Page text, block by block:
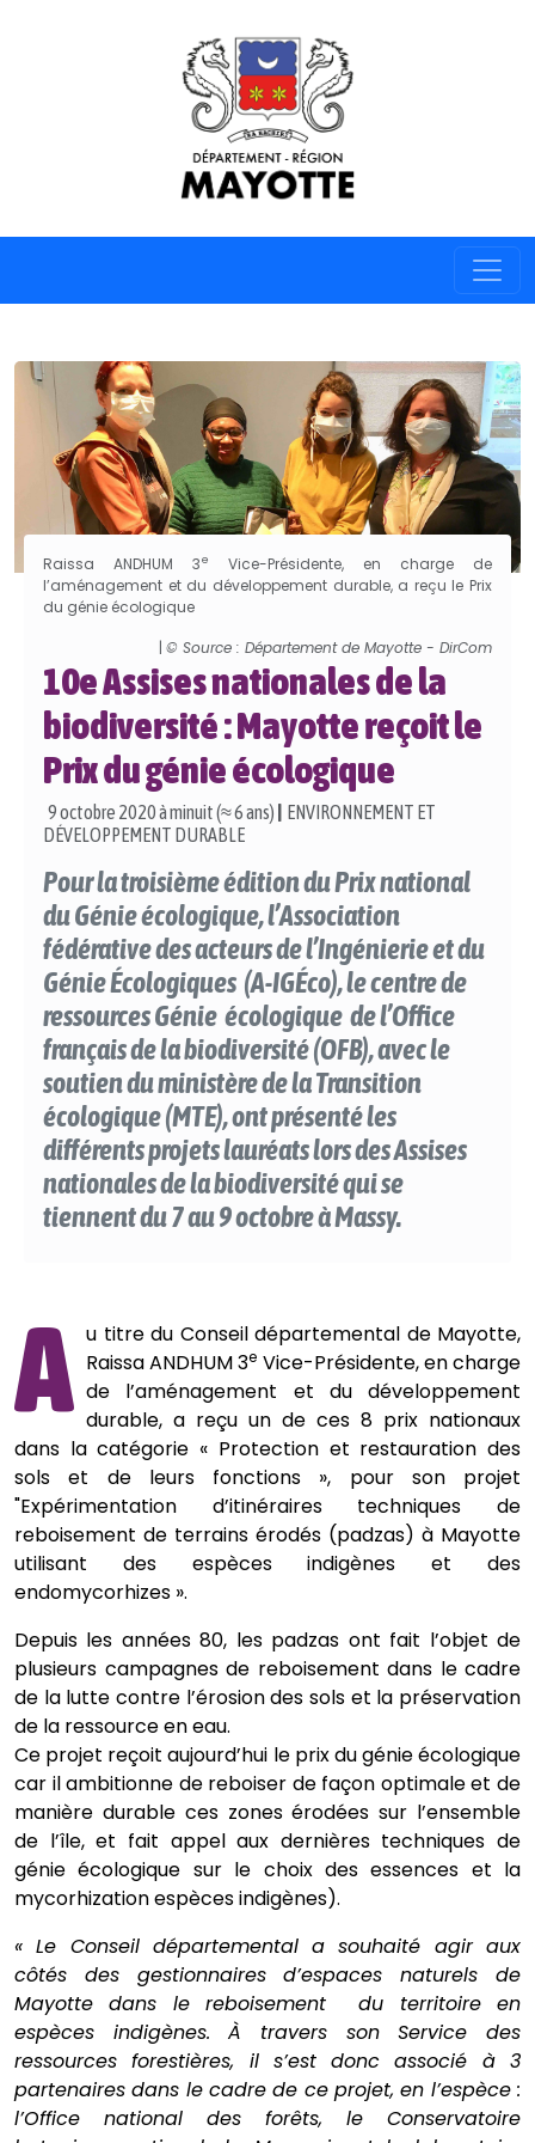
Raissa ANDHUM 3e
Vice-Présidente, en charge de
l’aménagement et du développement durable, a reçu le Prix
du génie écologique
| © Source : Département de Mayotte - DirCom
10e Assises nationales de la
biodiversité : Mayotte reçoit le
Prix du génie écologique
9 octobre 2020 à minuit (≈ 6 ans)
ENVIRONNEMENT ET
DÉVELOPPEMENT DURABLE
Pour la troisième édition du Prix national
du Génie écologique, l’Association
fédérative des acteurs de l’Ingénierie et du
Génie Écologiques (A-IGÉco), le centre de
ressources Génie écologique de l’Office
français de la biodiversité (OFB), avec le
soutien du ministère de la Transition
écologique (MTE), ont présenté les
différents projets lauréats lors des Assises
nationales de la biodiversité qui se
tiennent du 7 au 9 octobre à Massy.
A u titre du Conseil départemental de Mayotte,
Raissa ANDHUM 3e Vice-Présidente, en charge
de l’aménagement et du développement
durable, a reçu un de ces 8 prix nationaux
dans la catégorie « Protection et restauration des
sols et de leurs fonctions », pour son projet
"Expérimentation d’itinéraires techniques de
reboisement de terrains érodés (padzas) à Mayotte
utilisant des espèces indigènes et des
endomycorhizes ».
Depuis les années 80, les padzas ont fait l’objet de
plusieurs campagnes de reboisement dans le cadre
de la lutte contre l’érosion des sols et la préservation
de la ressource en eau.
Ce projet reçoit aujourd’hui le prix du génie écologique
car il ambitionne de reboiser de façon optimale et de
manière durable ces zones érodées sur l’ensemble
de l’île, et fait appel aux dernières techniques de
génie écologique sur le choix des essences et la
mycorhization espèces indigènes).
« Le Conseil départemental a souhaité agir aux
côtés des gestionnaires d’espaces naturels de
Mayotte dans le reboisement du territoire en
espèces indigènes. À travers son Service des
ressources forestières, il s’est donc associé à 3
partenaires dans le cadre de ce projet, en l’espèce :
l’Office national des forêts, le Conservatoire